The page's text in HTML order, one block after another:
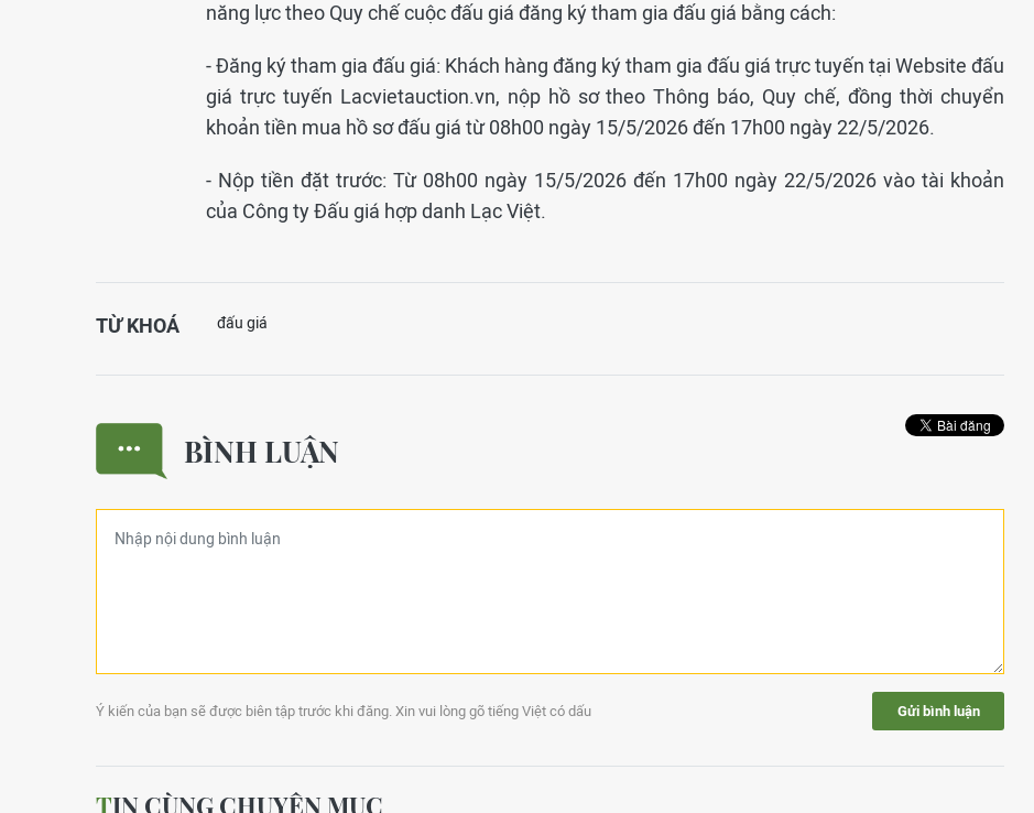
năng lực theo Quy chế cuộc đấu giá đăng ký tham gia đấu giá bằng cách:
- Đăng ký tham gia đấu giá: Khách hàng đăng ký tham gia đấu giá trực tuyến tại Website đấu
giá trực tuyến Lacvietauction.vn, nộp hồ sơ theo Thông báo, Quy chế, đồng thời chuyển
khoản tiền mua hồ sơ đấu giá từ 08h00 ngày 15/5/2026 đến 17h00 ngày 22/5/2026.
- Nộp tiền đặt trước: Từ 08h00 ngày 15/5/2026 đến 17h00 ngày 22/5/2026 vào tài khoản
của Công ty Đấu giá hợp danh Lạc Việt.
TỪ KHOÁ đấu giá
BÌNH LUẬN
Ý kiến của bạn sẽ được biên tập trước khi đăng. Xin vui lòng gõ tiếng Việt có dấu Gửi bình luận
TIN CÙNG CHUYÊN MỤC